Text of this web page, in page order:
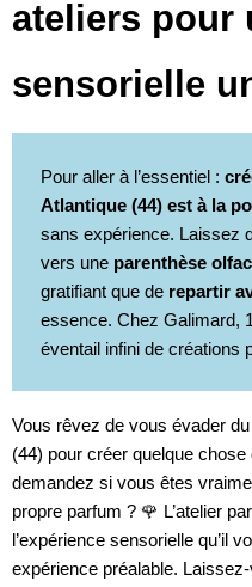
ateliers pour
sensorielle
Pour aller à l’essentiel :
Atlantique (44) est à la
sans expérience. Laissez
vers une parenthèse
gratifiant que de repartir
essence. Chez Galimard,
éventail infini de créations
Vous rêvez de vous évader
(44) pour créer quelque chose
demandez si vous êtes
propre parfum ? 🌹 L’atelier
l’expérience sensorielle qu’il
expérience préalable.